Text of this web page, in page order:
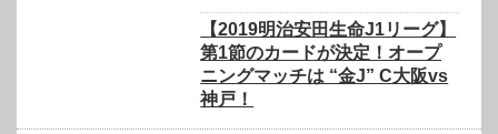
【2019明治安田生命J1リーグ】
第1節のカードが決定！オープ
ニングマッチは “金J” C大阪vs
神戸！